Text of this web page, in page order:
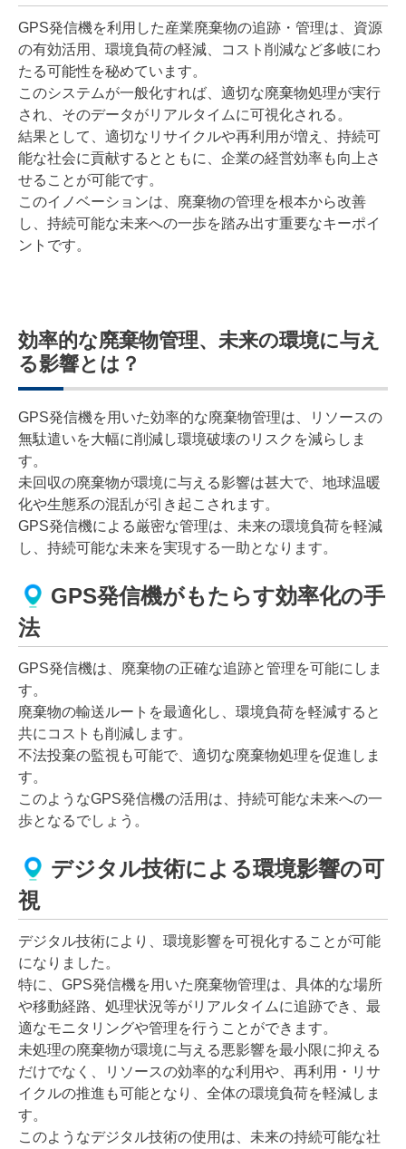
GPS発信機を利用した産業廃棄物の追跡・管理は、資源
の有効活用、環境負荷の軽減、コスト削減など多岐にわ
たる可能性を秘めています。
このシステムが一般化すれば、適切な廃棄物処理が実行
され、そのデータがリアルタイムに可視化される。
結果として、適切なリサイクルや再利用が増え、持続可
能な社会に貢献するとともに、企業の経営効率も向上さ
せることが可能です。
このイノベーションは、廃棄物の管理を根本から改善
し、持続可能な未来への一歩を踏み出す重要なキーポイ
ントです。
効率的な廃棄物管理、未来の環境に与え
る影響とは？
GPS発信機を用いた効率的な廃棄物管理は、リソースの
無駄遣いを大幅に削減し環境破壊のリスクを減らしま
す。
未回収の廃棄物が環境に与える影響は甚大で、地球温暖
化や生態系の混乱が引き起こされます。
GPS発信機による厳密な管理は、未来の環境負荷を軽減
し、持続可能な未来を実現する一助となります。
GPS発信機がもたらす効率化の手
法
GPS発信機は、廃棄物の正確な追跡と管理を可能にしま
す。
廃棄物の輸送ルートを最適化し、環境負荷を軽減すると
共にコストも削減します。
不法投棄の監視も可能で、適切な廃棄物処理を促進しま
す。
このようなGPS発信機の活用は、持続可能な未来への一
歩となるでしょう。
デジタル技術による環境影響の可
視
デジタル技術により、環境影響を可視化することが可能
になりました。
特に、GPS発信機を用いた廃棄物管理は、具体的な場所
や移動経路、処理状況等がリアルタイムに追跡でき、最
適なモニタリングや管理を行うことができます。
未処理の廃棄物が環境に与える悪影響を最小限に抑える
だけでなく、リソースの効率的な利用や、再利用・リサ
イクルの推進も可能となり、全体の環境負荷を軽減しま
す。
このようなデジタル技術の使用は、未来の持続可能な社